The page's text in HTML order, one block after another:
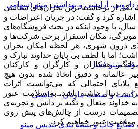
آرایشی و بهداشتی مینو (سهامی
مینو فسا
و صنعت ماریان – چاشنی
چاپ و بسته بندی تندیس مینو
یکی از پرحاشیه ترین بحران‌های سیاسی
کرد و گفت: در جریان اعتراضات و
سال، با وجود اینکه در بحث فروشگاه‌های
مکان استقرار برخی شرکت‌ها و
درون شهری، هر لحظه امکان بحران
اما با لطف بی پایان خداوند تبارک و
همکاران و کارگران و کارکنان
عالمانه و دقیق اتخاذ شده بدون هیچ
بلایای احتمالی که می‌توانست اثرات
به دنبال داشته باشد، به سلامت عبور
به خداوند متعال و تکیه بر دانش و تجربه‌ی
درست از چالش‌های پیش روی
موفقیت عبور خواهیم کرد.